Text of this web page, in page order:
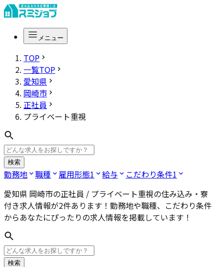
メニュー
TOP
一覧TOP
愛知県
岡崎市
正社員
プライベート重視
検索
勤務地 職種 雇用形態1 給与 こだわり条件1
愛知県 岡崎市の正社員 / プライベート重視の住み込み・寮
付き求人情報が2件あります！勤務地や職種、こだわり条件
からあなたにぴったりの求人情報を掲載しています！
検索